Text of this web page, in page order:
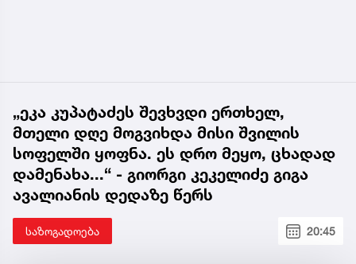
„ეკა კუპატაძეს შევხვდი ერთხელ,
მთელი დღე მოგვიხდა მისი შვილის
სოფელში ყოფნა. ეს დრო მეყო, ცხადად
დამენახა...“ - გიორგი კეკელიძე გიგა
ავალიანის დედაზე წერს
საზოგადოება 20:45